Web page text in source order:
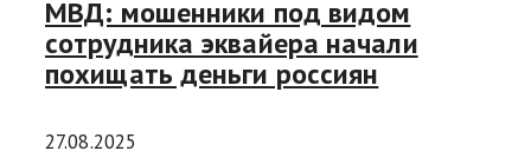
МВД: мошенники под видом
сотрудника эквайера начали
похищать деньги россиян
27.08.2025